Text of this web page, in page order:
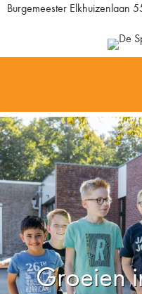
Burgemeester Elkhuizenlaan
Groeien